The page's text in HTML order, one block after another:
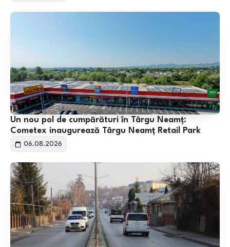
Un nou pol de cumpărături în Târgu Neamț:
Cometex inaugurează Târgu Neamț Retail Park
06.08.2026